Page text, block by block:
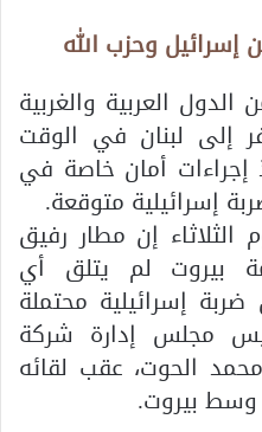
إسرائيل وحزب الله
العربية والغربية
إلى لبنان في الوقت
إجراءات أمان خاصة في
إسرائيلية متوقعة.
إن مطار رفيق
بيروت لم يتلق أي
إسرائيلية محتملة
مجلس إدارة شركة
الحوت، عقب لقائه
وسط بيروت.